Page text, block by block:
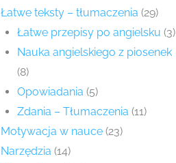
Łatwe teksty – tłumaczenia (29)
Łatwe przepisy po angielsku (3)
Nauka angielskiego z piosenek
(8)
Opowiadania (5)
Zdania – Tłumaczenia (11)
Motywacja w nauce (23)
Narzędzia (14)